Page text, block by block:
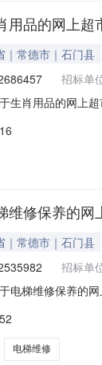
用品的网上超
｜常德市｜石门县
招标单
生肖用品的网上
、采购单位信息采
维修保养的
｜常德市｜石门县
招标单
电梯维修保养的
时间:-二、采购单
电梯维修